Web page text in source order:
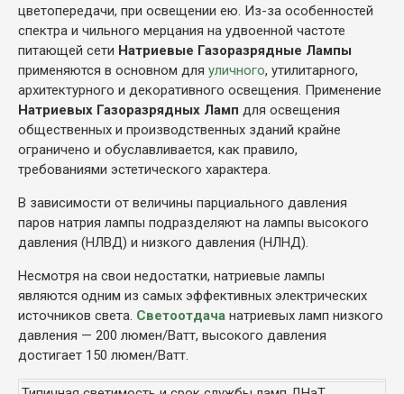
цветопередачи, при освещении ею. Из-за особенностей
спектра и чильного мерцания на удвоенной частоте
питающей сети Натриевые Газоразрядные Лампы
применяются в основном для уличного, утилитарного,
архитектурного и декоративного освещения. Применение
Натриевых Газоразрядных Ламп для освещения
общественных и производственных зданий крайне
ограничено и обуславливается, как правило,
требованиями эстетического характера.
В зависимости от величины парциального давления
паров натрия лампы подразделяют на лампы высокого
давления (НЛВД) и низкого давления (НЛНД).
Несмотря на свои недостатки, натриевые лампы
являются одним из самых эффективных электрических
источников света. Светоотдача натриевых ламп низкого
давления — 200 люмен/Ватт, высокого давления
достигает 150 люмен/Ватт.